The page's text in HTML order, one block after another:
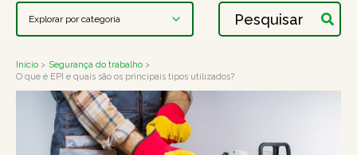
Procurar:
Início
Segurança do trabalho
O que é EPI e quais são os principais tipos utilizados?